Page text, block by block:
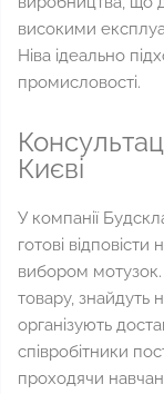
високими
Ніва ідеально
промисловості.
Києві
У компанії
готові
вибором мотузок.
товару, знайдуть
організують
співробітники
проходячи